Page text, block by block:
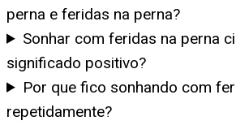
perna e feridas na perna?
Sonhar com feridas na perna
significado positivo?
Por que fico sonhando com
repetidamente?